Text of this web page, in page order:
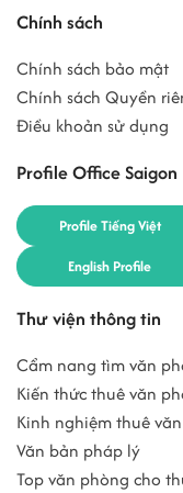
Chính sách
Chính sách bảo mật
Chính sách Quyền
Điều khoản sử dụng
Profile Office Saigon
Profile Tiếng Việt
English Profile
Thư viện thông tin
Cẩm nang tìm văn
Kiến thức thuê văn
Kinh nghiệm thuê
Văn bản pháp lý
Top văn phòng cho